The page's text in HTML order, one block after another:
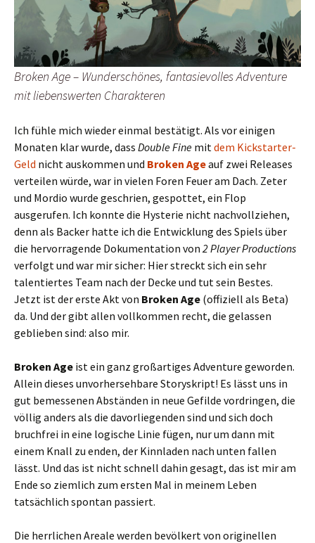
Broken Age – Wunderschönes, fantasievolles Adventure
mit liebenswerten Charakteren
Ich fühle mich wieder einmal bestätigt. Als vor einigen
Monaten klar wurde, dass Double Fine mit dem Kickstarter-
Geld nicht auskommen und Broken Ageauf zwei Releases
verteilen würde, war in vielen Foren Feuer am Dach. Zeter
und Mordio wurde geschrien, gespottet, ein Flop
ausgerufen. Ich konnte die Hysterie nicht nachvollziehen,
denn als Backer hatte ich die Entwicklung des Spiels über
die hervorragende Dokumentation von 2 Player Productions
verfolgt und war mir sicher: Hier streckt sich ein sehr
talentiertes Team nach der Decke und tut sein Bestes.
Jetzt ist der erste Akt von Broken Age (offiziell als Beta)
da. Und der gibt allen vollkommen recht, die gelassen
geblieben sind: also mir.
Broken Age ist ein ganz großartiges Adventure geworden.
Allein dieses unvorhersehbare Storyskript! Es lässt uns in
gut bemessenen Abständen in neue Gefilde vordringen, die
völlig anders als die davorliegenden sind und sich doch
bruchfrei in eine logische Linie fügen, nur um dann mit
einem Knall zu enden, der Kinnladen nach unten fallen
lässt. Und das ist nicht schnell dahin gesagt, das ist mir am
Ende so ziemlich zum ersten Mal in meinem Leben
tatsächlich spontan passiert.
Die herrlichen Areale werden bevölkert von originellen